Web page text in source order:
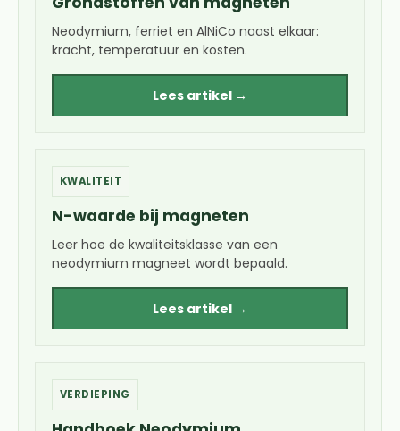
Neodymium, ferriet en AlNiCo naast elkaar:
kracht, temperatuur en kosten.
Lees artikel →
KWALITEIT
N-waarde bij magneten
Leer hoe de kwaliteitsklasse van een
neodymium magneet wordt bepaald.
Lees artikel →
VERDIEPING